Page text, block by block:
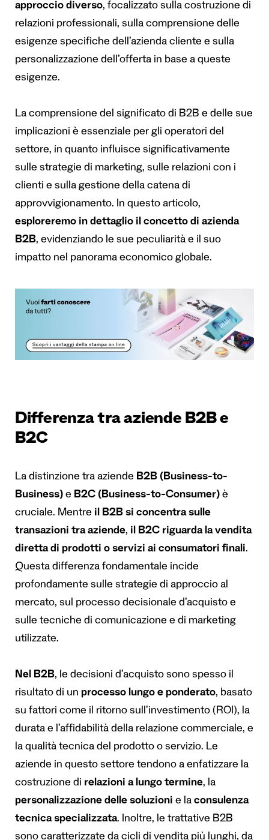
approccio diverso, focalizzato sulla costruzione di
relazioni professionali, sulla comprensione delle
esigenze specifiche dell’azienda cliente e sulla
personalizzazione dell’offerta in base a queste
esigenze.
La comprensione del significato di B2B e delle sue
implicazioni è essenziale per gli operatori del
settore, in quanto influisce significativamente
sulle strategie di marketing, sulle relazioni con i
clienti e sulla gestione della catena di
approvvigionamento. In questo articolo,
esploreremo in dettaglio il concetto di azienda
B2B, evidenziando le sue peculiarità e il suo
impatto nel panorama economico globale.
Differenza tra aziende B2B e
B2C
La distinzione tra aziende B2B (Business-to-
Business) e B2C (Business-to-Consumer) è
cruciale. Mentre il B2B si concentra sulle
transazioni tra aziende, il B2C riguarda la vendita
diretta di prodotti o servizi ai consumatori finali.
Questa differenza fondamentale incide
profondamente sulle strategie di approccio al
mercato, sul processo decisionale d’acquisto e
sulle tecniche di comunicazione e di marketing
utilizzate.
Nel B2B, le decisioni d’acquisto sono spesso il
risultato di un processo lungo e ponderato, basato
su fattori come il ritorno sull’investimento (ROI), la
durata e l’affidabilità della relazione commerciale, e
la qualità tecnica del prodotto o servizio. Le
aziende in questo settore tendono a enfatizzare la
costruzione di relazioni a lungo termine, la
personalizzazione delle soluzioni e la consulenza
tecnica specializzata. Inoltre, le trattative B2B